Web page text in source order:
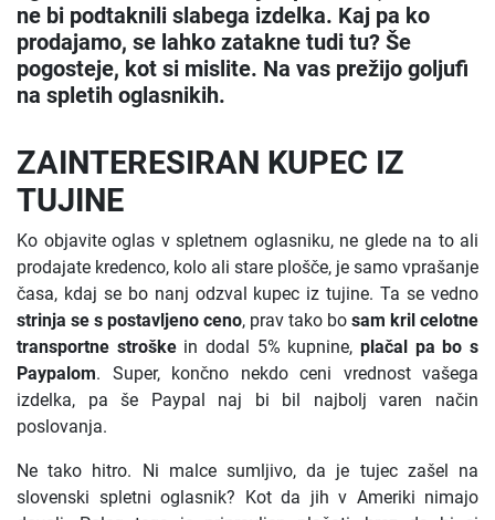
ne bi podtaknili slabega izdelka. Kaj pa ko
prodajamo, se lahko zatakne tudi tu? Še
pogosteje, kot si mislite. Na vas prežijo goljufi
na spletih oglasnikih.
ZAINTERESIRAN KUPEC IZ
TUJINE
Ko objavite oglas v spletnem oglasniku, ne glede na to ali
prodajate kredenco, kolo ali stare plošče, je samo vprašanje
časa, kdaj se bo nanj odzval kupec iz tujine. Ta se vedno
strinja se s postavljeno ceno, prav tako bo sam kril celotne
transportne stroškein dodal 5% kupnine,plačal pa bo s
Paypalom. Super, končno nekdo ceni vrednost vašega
izdelka, pa še Paypal naj bi bil najbolj varen način
poslovanja.
Ne tako hitro. Ni malce sumljivo, da je tujec zašel na
slovenski spletni oglasnik? Kot da jih v Ameriki nimajo